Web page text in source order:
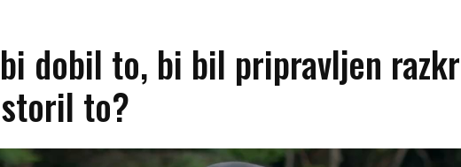
dobil to, bi bil pripravljen
to?